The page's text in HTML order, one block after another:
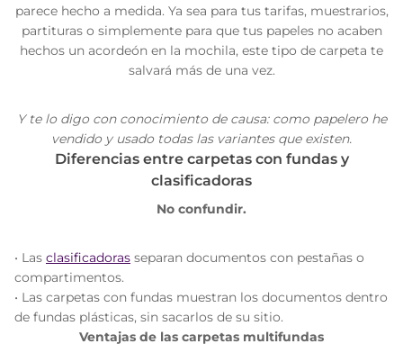
parece hecho a medida. Ya sea para tus tarifas, muestrarios,
partituras o simplemente para que tus papeles no acaben
hechos un acordeón en la mochila, este tipo de carpeta te
salvará más de una vez.
Y te lo digo con conocimiento de causa: como papelero he
vendido y usado todas las variantes que existen.
Diferencias entre carpetas con fundas y
clasificadoras
No confundir.
• Las clasificadoras separan documentos con pestañas o
compartimentos.
• Las carpetas con fundas muestran los documentos dentro
de fundas plásticas, sin sacarlos de su sitio.
Ventajas de las carpetas multifundas